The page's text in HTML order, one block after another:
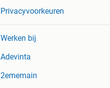
Privacyvoorkeuren
Werken bij
Adevinta
2ememain